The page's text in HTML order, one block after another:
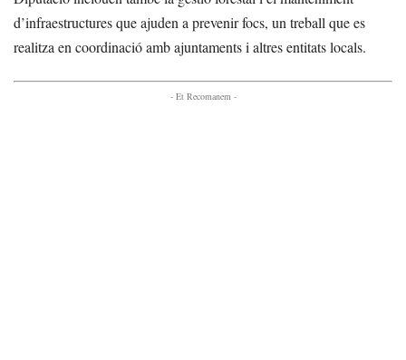
d’infraestructures que ajuden a prevenir focs, un treball que es
realitza en coordinació amb ajuntaments i altres entitats locals.
- Et Recomanem -